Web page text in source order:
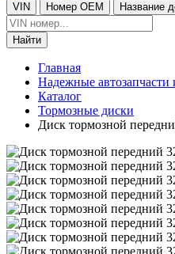
VIN Номер OEM Название
Главная
Надежные
Каталог
Тормозные диски
Диск тормозной